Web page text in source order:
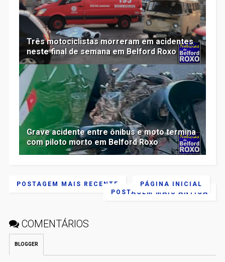
Três motociclistas morreram em acidentes
neste final de semana em Belford Roxo
Grave acidente entre ônibus e moto termina
com piloto morto em Belford Roxo
POSTAGEM MAIS RECENTE
POSTAGEM MAIS ANTIGA
PÁGINA INICIAL
COMENTÁRIOS
BLOGGER